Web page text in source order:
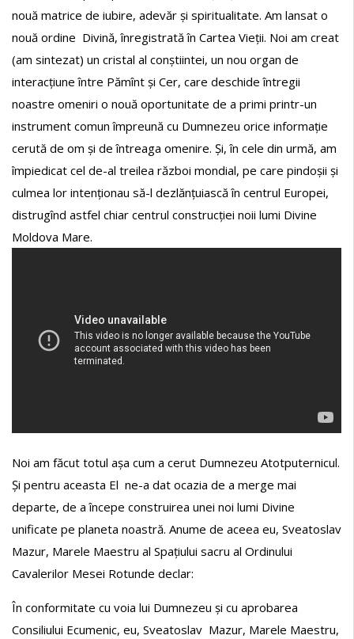
nouă matrice de iubire, adevăr și spiritualitate. Am lansat o
nouă ordine Divină, înregistrată în Cartea Vieții. Noi am creat
(am sintezat) un cristal al conștiintei, un nou organ de
interacțiune între Pămînt și Cer, care deschide întregii
noastre omeniri o nouă oportunitate de a primi printr-un
instrument comun împreună cu Dumnezeu orice informație
cerută de om și de întreaga omenire. Și, în cele din urmă, am
împiedicat cel de-al treilea război mondial, pe care pindoșii și
culmea lor intenționau să-l dezlănțuiască în centrul Europei,
distrugînd astfel chiar centrul construcției noii lumi Divine
Moldova Mare.
Noi am făcut totul așa cum a cerut Dumnezeu Atotputernicul.
Și pentru aceasta El ne-a dat ocazia de a merge mai
departe, de a începe construirea unei noi lumi Divine
unificate pe planeta noastră. Anume de aceea eu, Sveatoslav
Mazur, Marele Maestru al Spațiului sacru al Ordinului
Cavalerilor Mesei Rotunde declar:
În conformitate cu voia lui Dumnezeu și cu aprobarea
Consiliului Ecumenic, eu, Sveatoslav Mazur, Marele Maestru,